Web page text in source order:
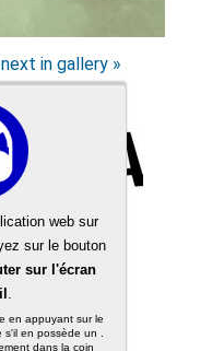
next in gallery »